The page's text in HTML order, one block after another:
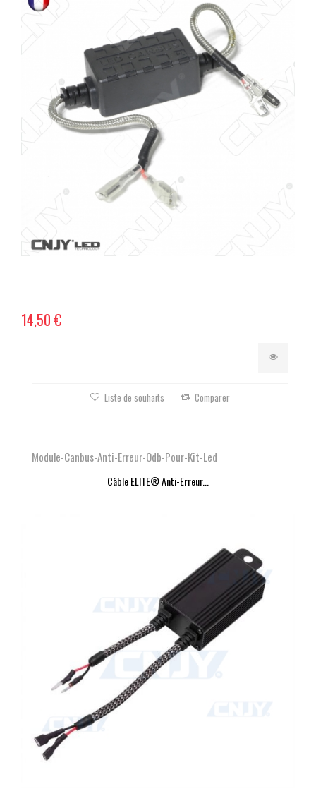
14,50 €
Liste de souhaits Comparer
Module-Canbus-Anti-Erreur-Odb-Pour-Kit-Led
Câble ELITE® Anti-Erreur...